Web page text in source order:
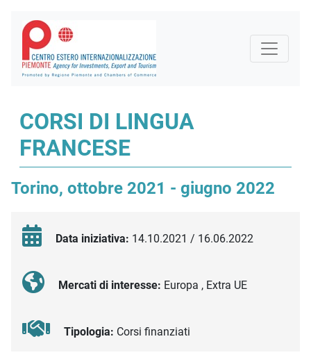
CORSI DI LINGUA
FRANCESE
Torino, ottobre 2021 - giugno 2022
Data iniziativa: 14.10.2021 / 16.06.2022
Mercati di interesse: Europa , Extra UE
Tipologia: Corsi finanziati